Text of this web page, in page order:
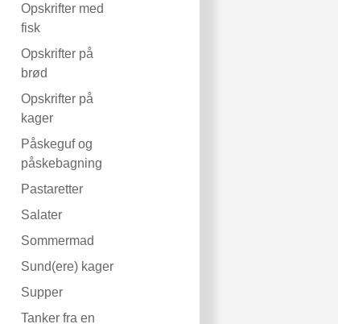
Opskrifter med
fisk
Opskrifter på
brød
Opskrifter på
kager
Påskeguf og
påskebagning
Pastaretter
Salater
Sommermad
Sund(ere) kager
Supper
Tanker fra en